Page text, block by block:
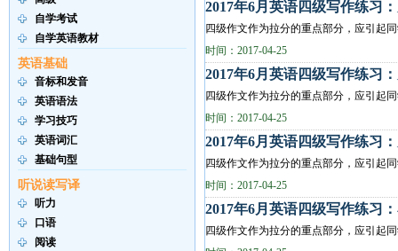
自学考试
自学英语教材
英语基础
音标和发音
英语语法
学习技巧
英语词汇
基础句型
听说读写译
听力
口语
阅读
2017年6月英语四级写作练习
四级作文作为拉分的重点部分，应引起
Write a composition entitled Students ...
时间：2017-04-25
2017年6月英语四级写作练习
四级作文作为拉分的重点部分，应引起
Write a composition entitled Establish...
时间：2017-04-25
2017年6月英语四级写作练习
四级作文作为拉分的重点部分，应引起
Write a composition entitled Getting t...
时间：2017-04-25
2017年6月英语四级写作练习
四级作文作为拉分的重点部分，应引起